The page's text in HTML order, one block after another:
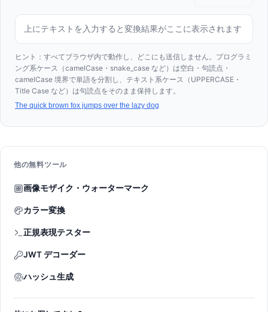
上にテキストを入力すると変換結果がここに表示されます
ヒント：すべてブラウザ内で動作し、どこにも送信しません。プログラミ
ング系ケース（camelCase・snake_case など）は空白・句読点・
camelCase 境界で単語を分割し、テキスト系ケース（UPPERCASE・
Title Case など）は句読点をそのまま保持します。
The quick brown fox jumps over the lazy dog
他の無料ツール
画像モザイク・ウォーターマーク
カラー変換
正規表現テスター
JWT デコーダー
ハッシュ生成